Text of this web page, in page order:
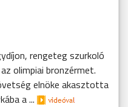
rengeteg szurkoló
olimpiai bronzérmet.
elnöke akasztotta
a ...